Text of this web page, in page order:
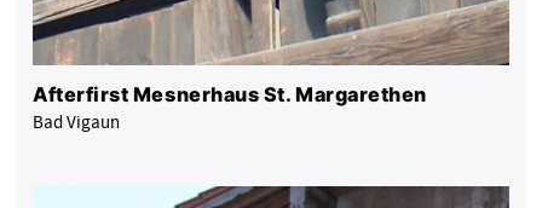
Afterfirst Mesnerhaus St. Margarethen
Bad Vigaun